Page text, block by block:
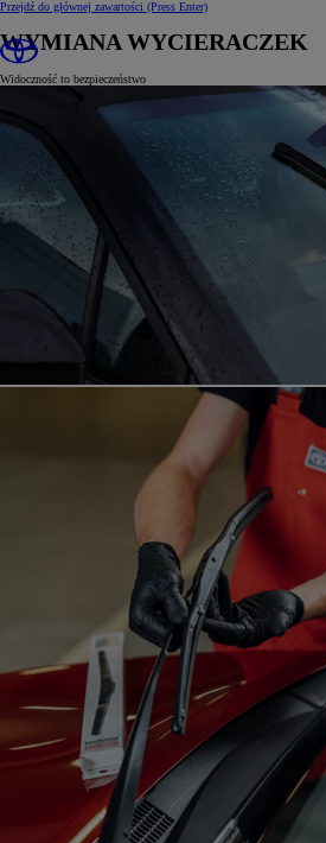
Przejdź do głównej zawartości (Press Enter)
WYMIANA WYCIERACZEK
Widoczność to bezpieczeństwo